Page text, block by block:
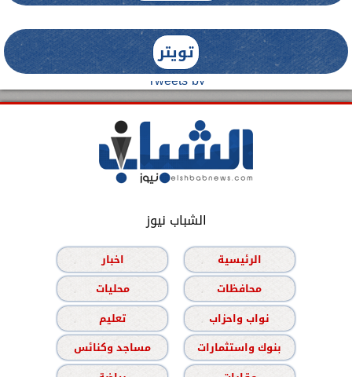
تويتر
Tweets by
الشباب نيوز
الرئيسية
اخبار
محافظات
محليات
نواب واحزاب
تعليم
بنوك واستثمارات
مساجد وكنائس